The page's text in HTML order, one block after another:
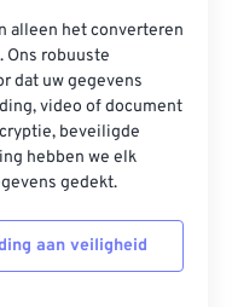
alleen het converteren
Ons robuuste
dat uw gegevens
video of document
beveiligde
hebben we elk
gedekt.
aan veiligheid